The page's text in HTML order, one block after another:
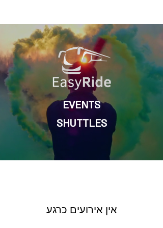
EVENTS
SHUTTLES
אין אירועים כרגע